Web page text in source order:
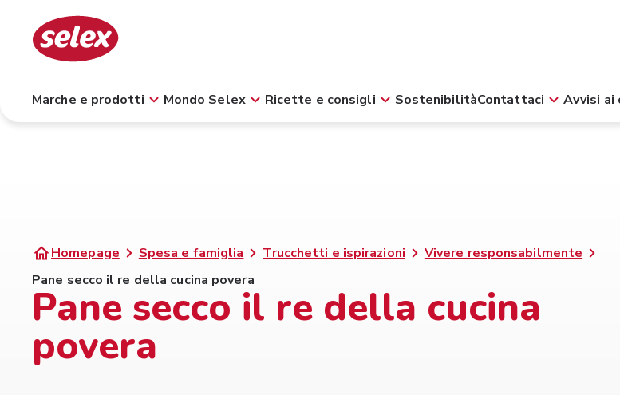
Marche e prodotti Mondo Selex Ricette e consigli SostenibilitàContattaci Avvisi ai
Homepage Spesa e famiglia Trucchetti e ispirazioni
Vivere responsabilmente
Pane secco il re della cucina povera
Pane secco il re della cucina
povera